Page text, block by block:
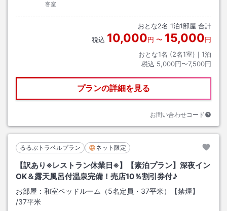
客室
おとな2名 1泊1部屋 合計
税込 10,000円 〜 15,000円
おとな1名 (2名1室)｜ 1泊
税込 5,000円〜7,500円
プランの詳細を見る
お問い合わせコード
るるぶトラベルプラン ネット限定
【訳あり※レストラン休業日※】【素泊プラン】深夜イン
OK＆露天風呂付温泉完備！売店10％割引券付♪
お部屋： 和室ベッドルーム（5名定員・37平米）【禁煙】
/37平米